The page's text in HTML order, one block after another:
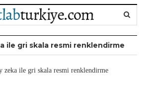
ile gri skala resmi renklendirme
zeka ile gri skala resmi renklendirme